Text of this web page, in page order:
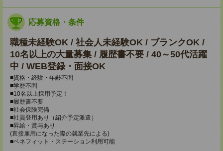
応募資格・条件
職種未経験OK / 社会人未経験OK / ブランクOK /
10名以上の大量募集 / 履歴書不要 / 40～50代活躍
中 / WEB登録・面接OK
■資格・経験・年齢不問
■学歴不問
■10名以上採用予定！
■履歴書不要
■社会保険完備
■社員登用あり（紹介予定派遣）
■昇給・賞与あり
(直接雇用になった際の就業先による)
■ベネフィット・ステーション利用可能